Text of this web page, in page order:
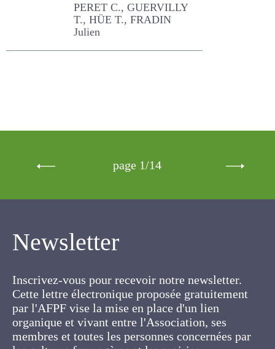
HÜE T., FRADIN Julien
Inscrivez-vous pour recevoir notre newsletter.
gratuitement par l'AFPF vise la mise en place
d'un lien organique et vivant entre l'Association,
ses membres et toutes les personnes
concernées par les cultures fourragères et les
prairies.